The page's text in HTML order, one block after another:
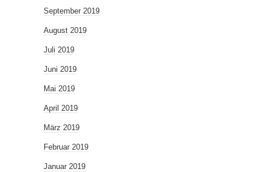
September 2019
August 2019
Juli 2019
Juni 2019
Mai 2019
April 2019
März 2019
Februar 2019
Januar 2019